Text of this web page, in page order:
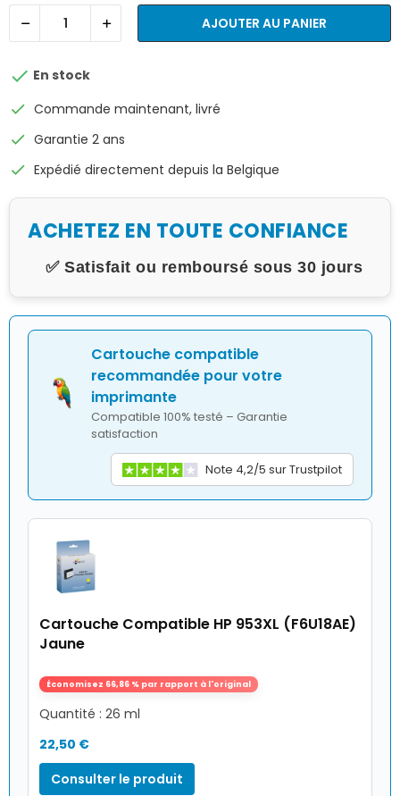
AJOUTER AU PANIER
 En stock
check Commande maintenant, livré
check Garantie 2 ans
check Expédié directement depuis la Belgique
ACHETEZ EN TOUTE CONFIANCE
✅ Satisfait ou remboursé sous 30 jours
Cartouche compatible
recommandée pour votre
imprimante
Compatible 100% testé – Garantie
satisfaction
Note 4,2/5 sur Trustpilot
Cartouche Compatible HP 953XL (F6U18AE)
Jaune
Économisez 66,86 % par rapport à l'original
Quantité : 26 ml
22,50 €
Consulter le produit